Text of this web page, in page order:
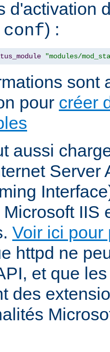
d'activation
) :
"modules/
sont
pour créer
aussi
Server
IIS
Voir ici pour
httpd ne
et que
des